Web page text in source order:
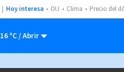
Hoy interesa OIJ Clima Precio del
16 ºC